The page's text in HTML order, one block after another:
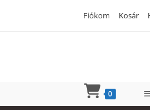
Fiókom Kosár
0